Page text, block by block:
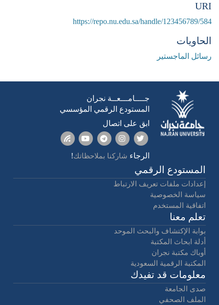
URI
https://repo.nu.edu.sa/handle/123456789/584
الحاويات
رسائل الماجستير
جــــامـــعــة نجران
المستودع الرقمي المؤسسي
ابق على اتصال
الرجاء شاركنا بملاحظاتك!
المستودع الرقمي
إعدادات ملفات تعريف الارتباط
سياسة الخصوصية
اتفاقية المستخدم
تعلم معنا
بوابة الإكتشاف والبحث الموحد
أدلة ابحاث المكتبة
أوباك مكتبة نجران
المكتبة الرقمية السعودية
معلومات قد تفيدك
صدى الجامعة
الملف الصحفي